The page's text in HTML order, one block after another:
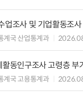
조사 및 기업활동조사
계국 산업통계과
동인구조사 고령층 부
계국 고용통계과